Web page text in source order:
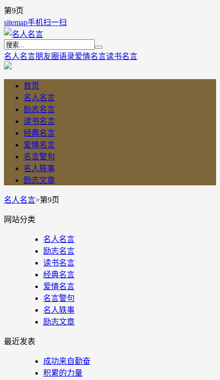
第9页
sitemap手机扫一扫
名人名言朋友圈语录爱情名言读书名言
首页
名人名言
励志名言
读书名言
经典名言
爱情名言
名言警句
名人轶事
励志文章
名人名言>第9页
网站分类
名人名言
励志名言
读书名言
经典名言
爱情名言
名言警句
名人轶事
励志文章
最近发表
成功来自勤奋
积累的力量